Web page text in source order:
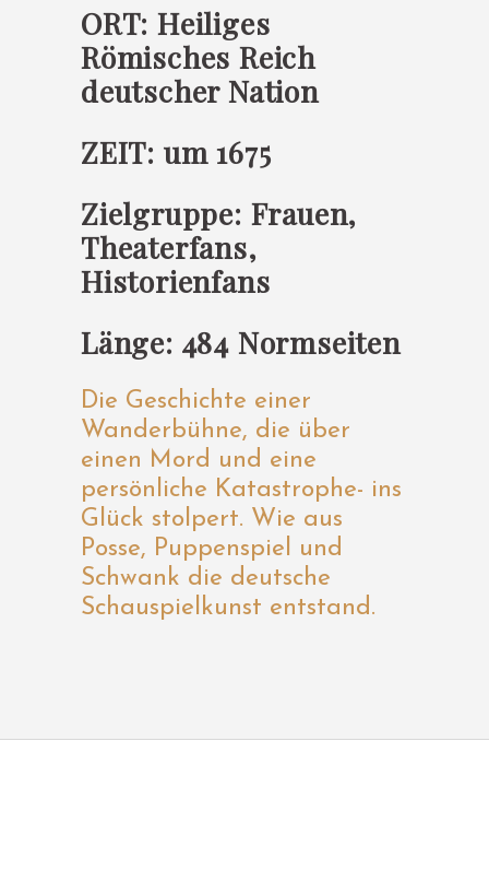
ORT: Heiliges
Römisches Reich
deutscher Nation
ZEIT: um 1675
Zielgruppe: Frauen,
Theaterfans,
Historienfans
Länge: 484 Normseiten
Die Geschichte einer
Wanderbühne, die über
einen Mord und eine
persönliche Katastrophe- ins
Glück stolpert. Wie aus
Posse, Puppenspiel und
Schwank die deutsche
Schauspielkunst entstand.